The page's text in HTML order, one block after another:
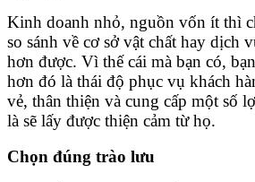
Kinh doanh nhỏ, nguồn vốn ít thì
so sánh về cơ sở vật chất hay dịch
hơn được. Vì thế cái mà bạn có,
hơn đó là thái độ phục vụ khách
vẻ, thân thiện và cung cấp một số
là sẽ lấy được thiện cảm từ họ.
Chọn đúng trào lưu